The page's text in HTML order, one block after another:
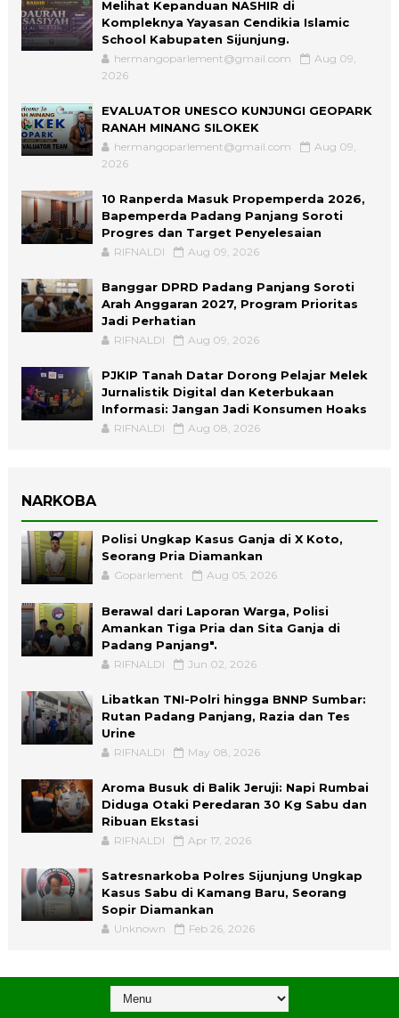
Melihat Kepanduan NASHIR di
Kompleknya Yayasan Cendikia Islamic
School Kabupaten Sijunjung.
hermangoparlement@gmail.com
Aug 09,
2026
EVALUATOR UNESCO KUNJUNGI GEOPARK
RANAH MINANG SILOKEK
hermangoparlement@gmail.com
Aug 09,
2026
10 Ranperda Masuk Propemperda 2026,
Bapemperda Padang Panjang Soroti
Progres dan Target Penyelesaian
RIFNALDI Aug 09, 2026
Banggar DPRD Padang Panjang Soroti
Arah Anggaran 2027, Program Prioritas
Jadi Perhatian
RIFNALDI Aug 09, 2026
PJKIP Tanah Datar Dorong Pelajar Melek
Jurnalistik Digital dan Keterbukaan
Informasi: Jangan Jadi Konsumen Hoaks
RIFNALDI Aug 08, 2026
NARKOBA
Polisi Ungkap Kasus Ganja di X Koto,
Seorang Pria Diamankan
Goparlement Aug 05, 2026
Berawal dari Laporan Warga, Polisi
Amankan Tiga Pria dan Sita Ganja di
Padang Panjang".
RIFNALDI Jun 02, 2026
Libatkan TNI-Polri hingga BNNP Sumbar:
Rutan Padang Panjang, Razia dan Tes
Urine
RIFNALDI May 08, 2026
Aroma Busuk di Balik Jeruji: Napi Rumbai
Diduga Otaki Peredaran 30 Kg Sabu dan
Ribuan Ekstasi
RIFNALDI Apr 17, 2026
Satresnarkoba Polres Sijunjung Ungkap
Kasus Sabu di Kamang Baru, Seorang
Sopir Diamankan
Unknown Feb 26, 2026